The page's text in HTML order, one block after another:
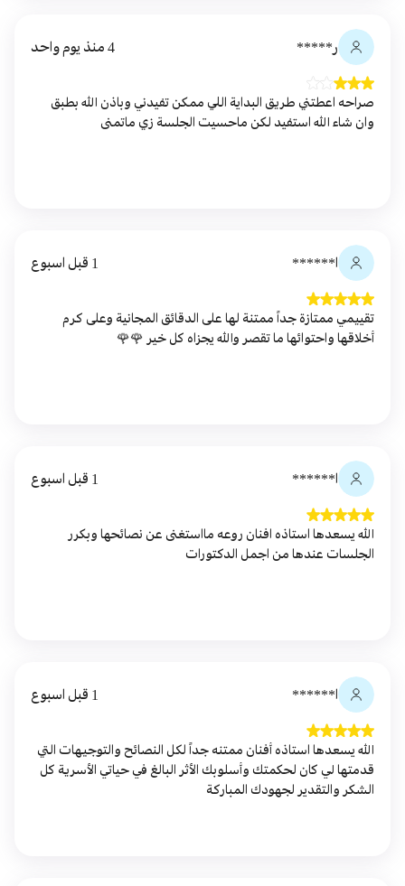
ر***** 4 منذ يوم واحد
صراحه اعطتني طريق البداية اللي ممكن تفيدني وباذن الله بطبق
وان شاء الله استفيد لكن ماحسيت الجلسة زي ماتمنى
ا****** 1 قبل اسبوع
تقييمي ممتازة جداً ممتنة لها على الدقائق المجانية وعلى كرم
أخلاقها واحتوائها ما تقصر والله يجزاه كل خير 🌹🌹
ا****** 1 قبل اسبوع
الله يسعدها استاذه افنان روعه مااستغنى عن نصائحها وبكرر
الجلسات عندها من اجمل الدكتورات
ا****** 1 قبل اسبوع
الله يسعدها استاذه أفنان ممتنه جداً لكل النصائح والتوجيهات التي
قدمتها لي كان لحكمتك وأسلوبك الأثر البالغ في حياتي الأسرية كل
الشكر والتقدير لجهودك المباركة